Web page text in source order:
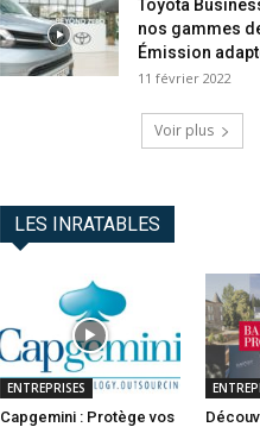
Toyota
nos gammes
Émission
11 février 2022
Voir plus
LES INRATABLES
ENTREPRISES
Capgemini : Protège vos